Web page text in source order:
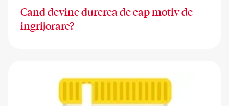
Cand devine durerea de cap motiv de
ingrijorare?